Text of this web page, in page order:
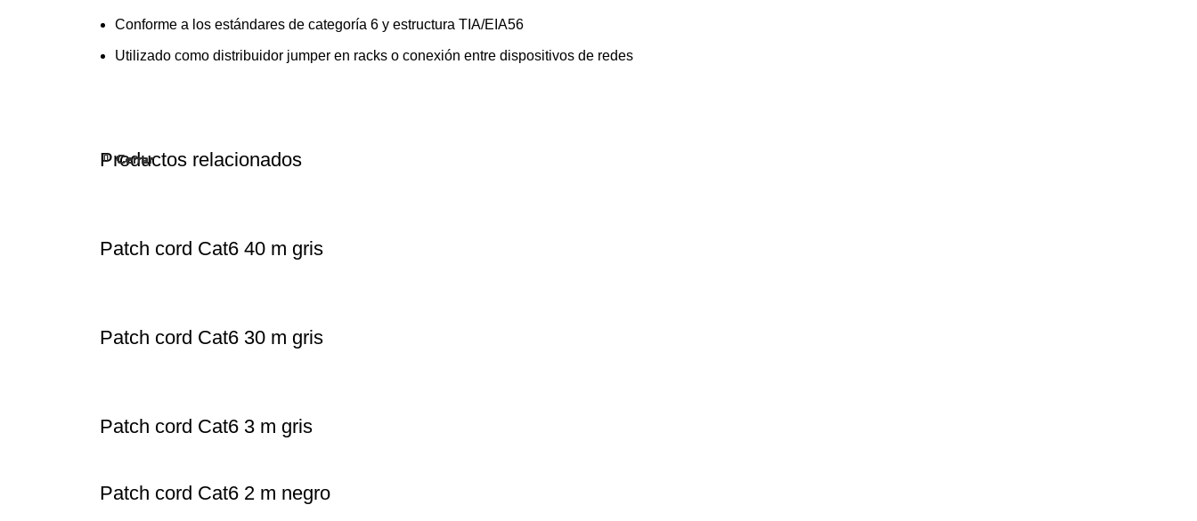
Conforme a los estándares de categoría 6 y estructura TIA/EIA56
Utilizado como distribuidor jumper en racks o conexión entre dispositivos de redes
Productos relacionados
Cerrar
Patch cord Cat6 40 m gris
Cerrar
Patch cord Cat6 30 m gris
Cerrar
Patch cord Cat6 3 m gris
Cerrar
Patch cord Cat6 2 m negro
Cerrar
Cerrar
Cerrar
Cerrar
Cerrar
Cerrar